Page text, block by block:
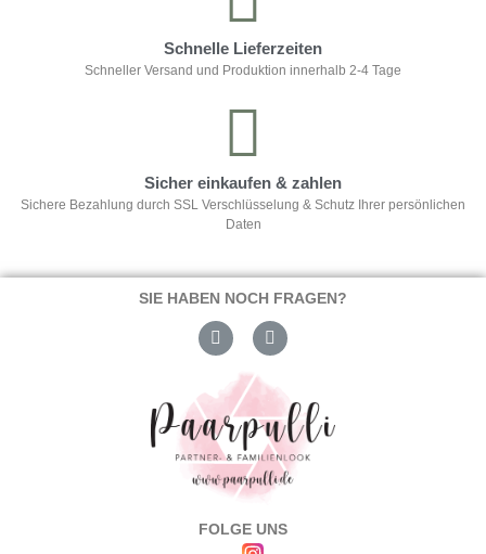
Schnelle Lieferzeiten
Schneller Versand und Produktion innerhalb 2-4 Tage
Sicher einkaufen & zahlen
Sichere Bezahlung durch SSL Verschlüsselung & Schutz Ihrer persönlichen
Daten
SIE HABEN NOCH FRAGEN?
FOLGE UNS